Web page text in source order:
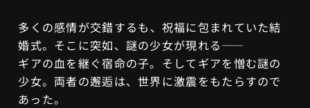
多くの感情が交錯するも、祝福に包まれていた結
婚式。そこに突如、謎の少女が現れる――
ギアの血を継ぐ宿命の子。そしてギアを憎む謎の
少女。両者の邂逅は、世界に激震をもたらすので
あった。